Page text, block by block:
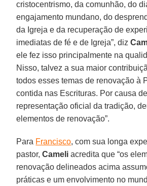
cristocentrismo, da comunhão, do
engajamento mundano, do
da Igreja e da recuperação de
imediatas de fé e de Igreja”, diz
ele fez isso principalmente na
Nisso, talvez a sua maior
todos esses temas de renovação à
contida nas Escrituras. Por causa
representação oficial da tradição,
elementos de renovação”.
Para Francisco, com sua longa
pastor,Cameli acredita que “os
renovação delineados acima
práticas e um envolvimento no